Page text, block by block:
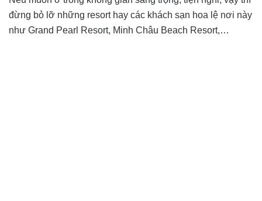
đừng bỏ lỡ những resort hay các khách sạn hoa lệ nơi này
như Grand Pearl Resort, Minh Châu Beach Resort,…